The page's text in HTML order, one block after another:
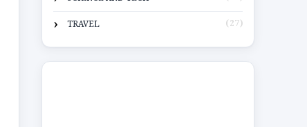
TRAVEL (27)